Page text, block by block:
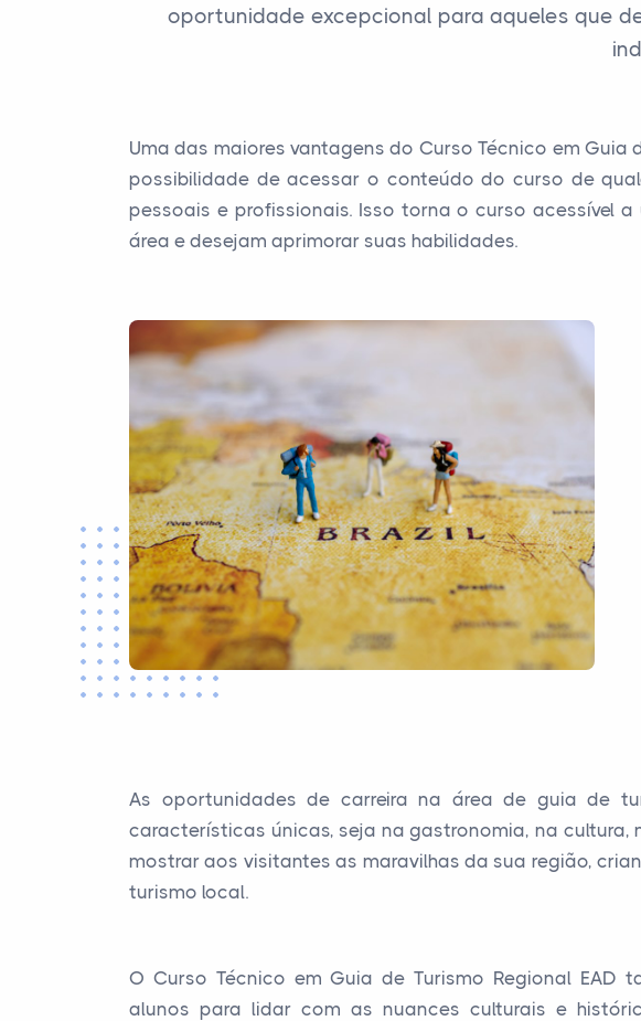
oportunidade excepcional para aqueles que
Uma das maiores vantagens do Curso Técnico em Guia
possibilidade de acessar o conteúdo do curso de
pessoais e profissionais. Isso torna o curso acessível
área e desejam aprimorar suas habilidades.
As oportunidades de carreira na área de guia de
características únicas, seja na gastronomia, na
mostrar aos visitantes as maravilhas da sua região,
turismo local.
O Curso Técnico em Guia de Turismo Regional EAD
alunos para lidar com as nuances culturais e